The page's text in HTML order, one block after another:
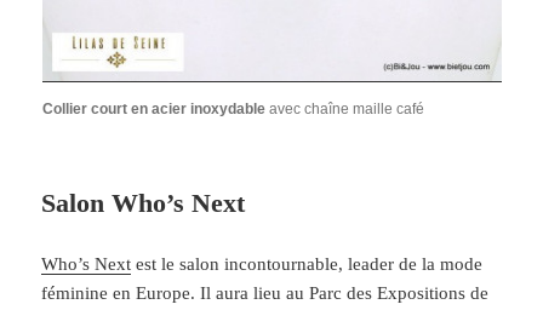
Collier court en acier inoxydable avec chaîne maille café
Salon Who’s Next
Who’s Next est le salon incontournable, leader de la mode
féminine en Europe. Il aura lieu au Parc des Expositions de